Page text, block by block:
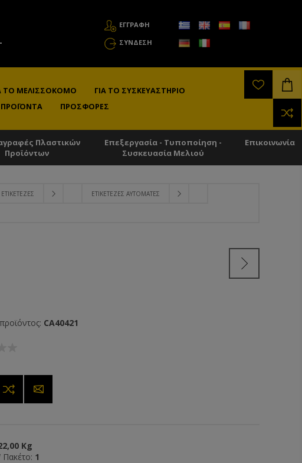
ΕΓΓΡΑΦΗ
ΣΎΝΔΕΣΗ
ΤΟ ΜΕΛΙΣΣΟΚΌΜΟ
ΓΙΑ ΤΟ ΣΥΣΚΕΥΑΣΤΉΡΙΟ
ΠΡΟΣΦΟΡΈΣ
Πλαστικών
Προϊόντων
Επεξεργασία - Τυποποίηση -
Συσκευασία Μελιού
Επικοινωνία
ΕΤΙΚΕΤΈΖΕΣ ΕΤΙΚΕΤΈΖΕΣ ΑΥΤΌΜΑΤΕΣ
CA40421
Kg
Πακέτο: 1